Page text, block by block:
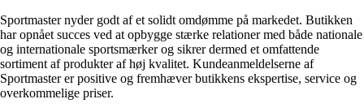
Sportmaster nyder godt af et solidt omdømme på markedet. Butikken
har opnået succes ved at opbygge stærke relationer med både nationale
og internationale sportsmærker og sikrer dermed et omfattende
sortiment af produkter af høj kvalitet. Kundeanmeldelserne af
Sportmaster er positive og fremhæver butikkens ekspertise, service og
overkommelige priser.